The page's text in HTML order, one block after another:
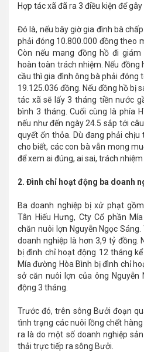
Hợp tác xã đã ra 3 điều kiện để
Đó là, nếu bây giờ gia đình bà
phải đóng 10.800.000 đồng theo
Còn nếu mang đồng hồ đi
hoàn toàn trách nhiệm. Nếu
cầu thì gia đình ông bà phải đóng
19.125.036 đồng. Nếu đồng hồ bị
tác xã sẽ lấy 3 tháng tiền nước
bình 3 tháng. Cuối cùng là phía
nếu như đến ngày 24.5 sắp tới
quyết ổn thỏa. Dù đang phải
cho biết, các con bà vẫn mong
để xem ai đúng, ai sai, trách
2. Đình chỉ hoạt động ba doanh
Ba doanh nghiệp bị xử phạt
Tân Hiếu Hưng, Cty Cổ phần
chăn nuôi lợn Nguyễn Ngọc
doanh nghiệp là hơn 3,9 tỷ đồng.
bị đình chỉ hoạt động 12 tháng
Mía đường Hòa Bình bị đình chỉ
sở căn nuôi lợn của ông Nguyễn
động 3 tháng.
Trước đó, trên sông Bưởi đoạn
tình trạng các nuôi lồng chết
ra là do một số doanh nghiệp
thải trực tiếp ra sông Bưởi.